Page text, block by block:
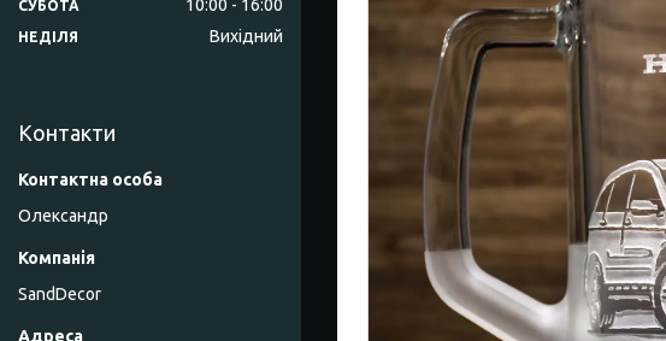
СУБОТА 10:00 16:00
НЕДІЛЯ Вихідний
Контакти
Олександр
SandDecor